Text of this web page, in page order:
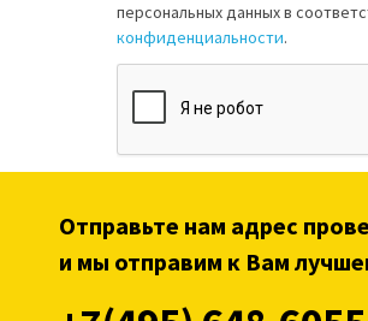
персональных данных в
конфиденциальности.
Отправьте нам адрес
и мы отправим к Вам